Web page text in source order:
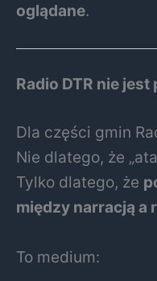
oglądane.
Radio DTR nie
Dla części gmin
Nie dlatego, że
Tylko dlatego, że
między narracją a
To medium: